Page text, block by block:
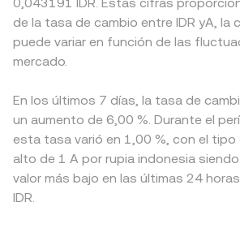
de la tasa de cambio entre IDR yA, la
puede variar en función de las
mercado.
En los últimos 7 días, la tasa de
un aumento de 6,00 %. Durante el
esta tasa varió en 1,00 %, con el tipo
alto de 1 A por rupia indonesia
valor más bajo en las últimas 24
IDR.